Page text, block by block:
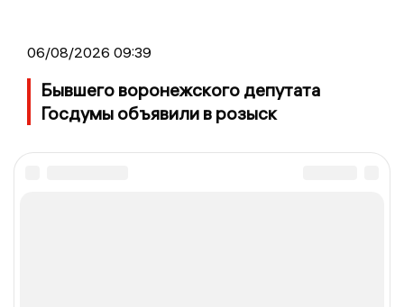
06/08/2026 09:39
Бывшего воронежского депутата
Госдумы объявили в розыск